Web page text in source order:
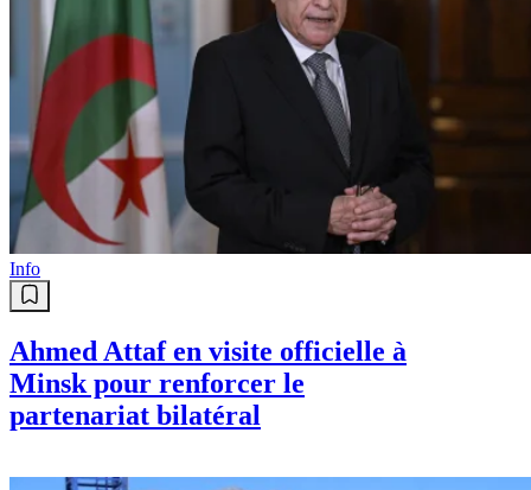
Info
Ahmed Attaf en visite officielle à
Minsk pour renforcer le
partenariat bilatéral